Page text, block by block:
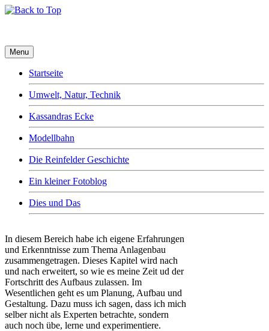
Menu
Startseite
Umwelt, Natur, Technik
Kassandras Ecke
Modellbahn
Die Reinfelder Geschichte
Ein kleiner Fotoblog
Dies und Das
In diesem Bereich habe ich eigene Erfahrungen
und Erkenntnisse zum Thema Anlagenbau
zusammengetragen. Dieses Kapitel wird nach
und nach erweitert, so wie es meine Zeit ud der
Fortschritt des Aufbaus zulassen. Im
Wesentlichen geht es um Planung, Aufbau und
Gestaltung. Dazu muss ich sagen, dass ich mich
selber nicht als Experten betrachte, sondern
auch noch übe, lerne und experimentiere.